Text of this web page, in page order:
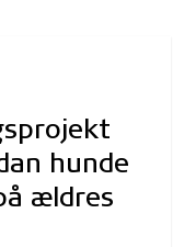
hunde
ældres